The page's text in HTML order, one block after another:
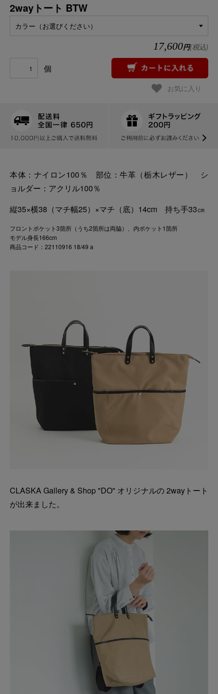
2wayトート BTW
カラー（お選びください）
17,600円(税込)
個
お気に入り
本体：ナイロン100％ 部位：牛革（栃木レザー） シ
ョルダー：アクリル100％
縦35×横38（マチ幅25）×マチ（底）14cm 持ち手33㎝
フロントポケット3箇所（うち2箇所は両脇）、内ポケット1箇所
モデル身長166cm
商品コード：22110916 18/49 a
CLASKA Gallery & Shop "DO" オリジナルの 2wayトート
が出来ました。